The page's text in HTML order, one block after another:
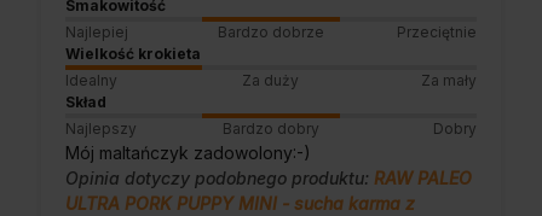
Smakowitość
Najlepiej
Bardzo dobrze
Przeciętnie
Wielkość krokieta
Idealny
Za duży
Za mały
Skład
Najlepszy
Bardzo dobry Dobry
Mój maltańczyk zadowolony:-)
Opinia dotyczy podobnego produktu: RAW PALEO
ULTRA PORK PUPPY MINI - sucha karma z